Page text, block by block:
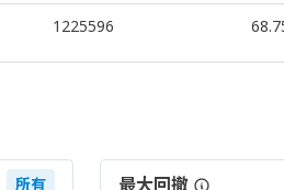
1225596
所有 最大回撤